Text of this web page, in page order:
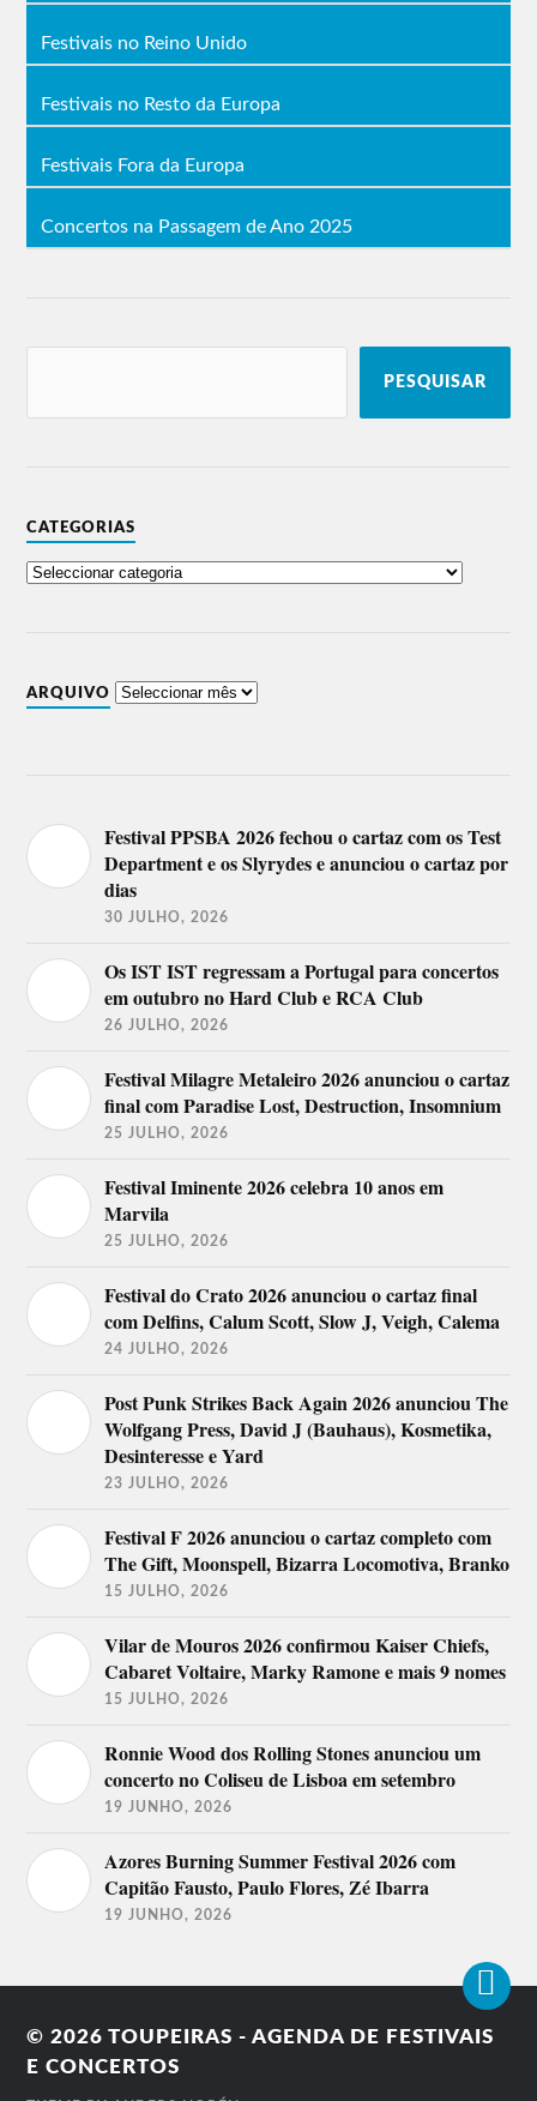
Festivais no Reino Unido
Festivais no Resto da Europa
Festivais Fora da Europa
Concertos na Passagem de Ano 2025
PESQUISAR
CATEGORIAS
ARQUIVO
Festival PPSBA 2026 fechou o cartaz com os Test
Department e os Slyrydes e anunciou o cartaz por
dias
30 JULHO, 2026
Os IST IST regressam a Portugal para concertos
em outubro no Hard Club e RCA Club
26 JULHO, 2026
Festival Milagre Metaleiro 2026 anunciou o cartaz
final com Paradise Lost, Destruction, Insomnium
25 JULHO, 2026
Festival Iminente 2026 celebra 10 anos em
Marvila
25 JULHO, 2026
Festival do Crato 2026 anunciou o cartaz final
com Delfins, Calum Scott, Slow J, Veigh, Calema
24 JULHO, 2026
Post Punk Strikes Back Again 2026 anunciou The
Wolfgang Press, David J (Bauhaus), Kosmetika,
Desinteresse e Yard
23 JULHO, 2026
Festival F 2026 anunciou o cartaz completo com
The Gift, Moonspell, Bizarra Locomotiva, Branko
15 JULHO, 2026
Vilar de Mouros 2026 confirmou Kaiser Chiefs,
Cabaret Voltaire, Marky Ramone e mais 9 nomes
15 JULHO, 2026
Ronnie Wood dos Rolling Stones anunciou um
concerto no Coliseu de Lisboa em setembro
19 JUNHO, 2026
Azores Burning Summer Festival 2026 com
Capitão Fausto, Paulo Flores, Zé Ibarra
19 JUNHO, 2026
© 2026TOUPEIRAS - AGENDA DE FESTIVAIS
E CONCERTOS